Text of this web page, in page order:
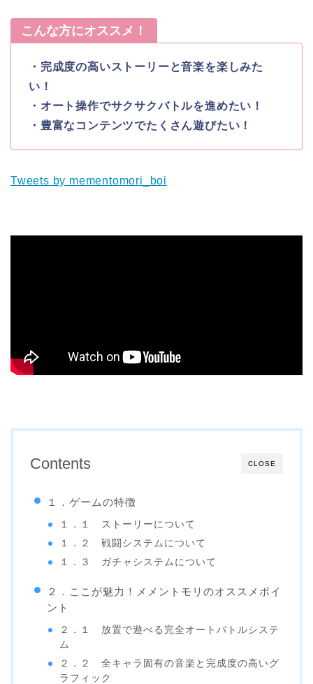
こんな方にオススメ！
・完成度の高いストーリーと音楽を楽しみた
い！
・オート操作でサクサクバトルを進めたい！
・豊富なコンテンツでたくさん遊びたい！
Tweets by mementomori_boi
CLOSE
Contents
１．ゲームの特徴
１．１ ストーリーについて
１．２ 戦闘システムについて
１．３ ガチャシステムについて
２．ここが魅力！メメントモリのオススメポイ
ント
２．１ 放置で遊べる完全オートバトルシステ
ム
２．２ 全キャラ固有の音楽と完成度の高いグ
ラフィック